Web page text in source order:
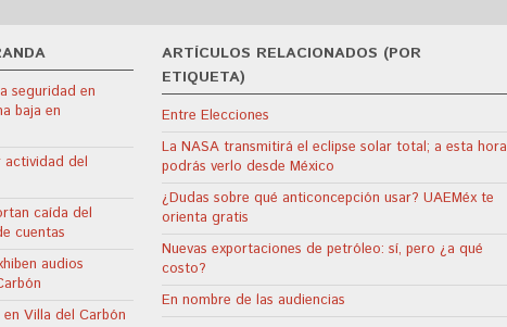
seguridad en
baja en
actividad del
caída del
cuentas
audios
Villa del Carbón
ARTÍCULOS RELACIONADOS (POR
ETIQUETA)
Entre Elecciones
La NASA transmitirá el eclipse solar total; a esta hora
podrás verlo desde México
¿Dudas sobre qué anticoncepción usar? UAEMéx te
orienta gratis
Nuevas exportaciones de petróleo: sí, pero ¿a qué
costo?
En nombre de las audiencias